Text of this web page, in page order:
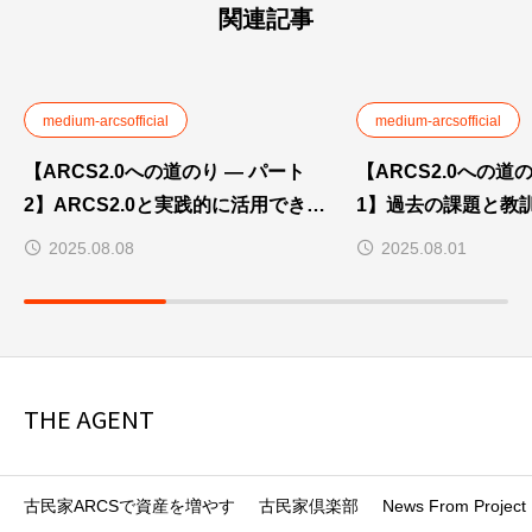
関連記事
medium-arcsofficial
【ARCS2.0への道のり — パート
2】ARCS2.0と実践的に活用できる
トークンのビジョン
2025.08.08
medium-arcsofficial
【ARCS2.0への道
1】過去の課題と教
の現実
2025.08.01
THE AGENT
古民家ARCSで資産を増やす 古民家倶楽部 News From Project